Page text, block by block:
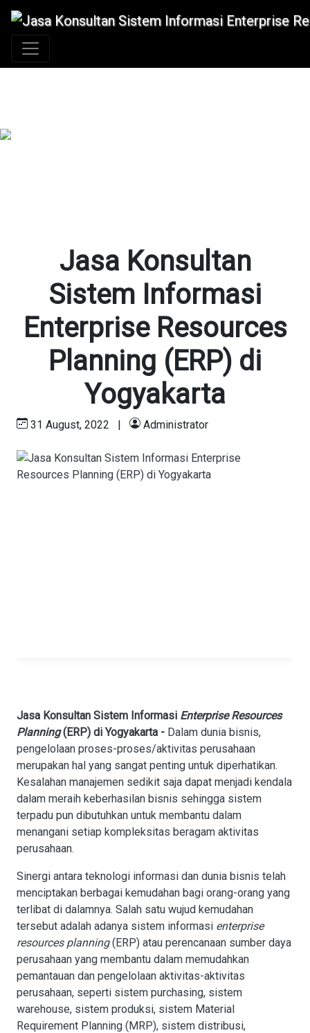
Jasa Konsultan
Sistem Informasi
Enterprise Resources
Planning (ERP) di
Yogyakarta
31 August, 2022 | Administrator
Jasa Konsultan Sistem Informasi Enterprise Resources
Planning(ERP) di Yogyakarta - Dalam dunia bisnis,
pengelolaan proses-proses/aktivitas perusahaan
merupakan hal yang sangat penting untuk diperhatikan.
Kesalahan manajemen sedikit saja dapat menjadi kendala
dalam meraih keberhasilan bisnis sehingga sistem
terpadu pun dibutuhkan untuk membantu dalam
menangani setiap kompleksitas beragam aktivitas
perusahaan.
Sinergi antara teknologi informasi dan dunia bisnis telah
menciptakan berbagai kemudahan bagi orang-orang yang
terlibat di dalamnya. Salah satu wujud kemudahan
tersebut adalah adanya sistem informasi enterprise
resources planning(ERP) atau perencanaan sumber daya
perusahaan yang membantu dalam memudahkan
pemantauan dan pengelolaan aktivitas-aktivitas
perusahaan, seperti sistem purchasing, sistem
warehouse, sistem produksi, sistem Material
Requirement Planning (MRP), sistem distribusi,